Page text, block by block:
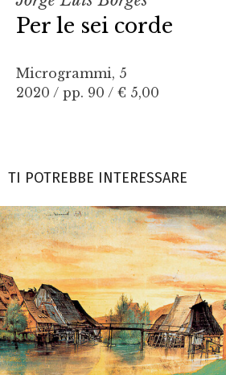
Per le sei corde
Microgrammi, 5
2020 / pp. 90 / € 5,00
TI POTREBBE INTERESSARE